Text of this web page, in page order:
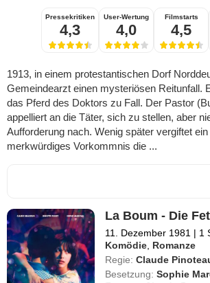
Pressekritiken
4,3
User-Wertung
4,0
Filmstarts
4,5
1913, in einem protestantischen Dorf
Gemeindearzt einen mysteriösen Reitunfall.
das Pferd des Doktors zu Fall. Der Pastor
appelliert an die Täter, sich zu stellen, aber
Aufforderung nach. Wenig später vergiftet
merkwürdiges Vorkommnis die ...
La Boum - Die
11. Dezember 1981 | 1
Komödie Romanze
Regie: Claude
Besetzung: Sophie